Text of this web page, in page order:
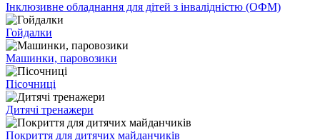
Інклюзивне обладнання для дітей з інвалідністю (ОФМ)
Гойдалки
Машинки, паровозики
Пісочниці
Дитячі тренажери
Покриття для дитячих майданчиків